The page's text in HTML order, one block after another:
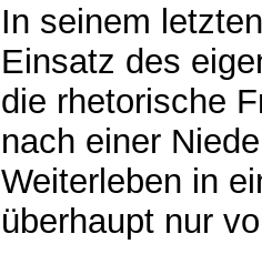
In seinem
Einsatz des
die rhetorische
nach einer
Weiterleben in
überhaupt nur